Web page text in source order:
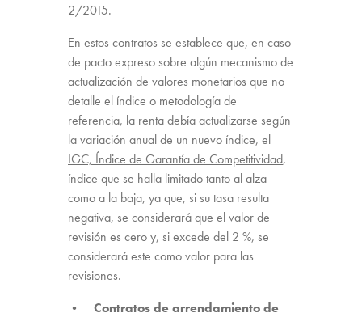
2/2015.
En estos contratos se establece que, en caso
de pacto expreso sobre algún mecanismo de
actualización de valores monetarios que no
detalle el índice o metodología de
referencia, la renta debía actualizarse según
la variación anual de un nuevo índice, el
IGC, Índice de Garantía de Competitividad,
índice que se halla limitado tanto al alza
como a la baja, ya que, si su tasa resulta
negativa, se considerará que el valor de
revisión es cero y, si excede del 2 %, se
considerará este como valor para las
revisiones.
• Contratos de arrendamiento de